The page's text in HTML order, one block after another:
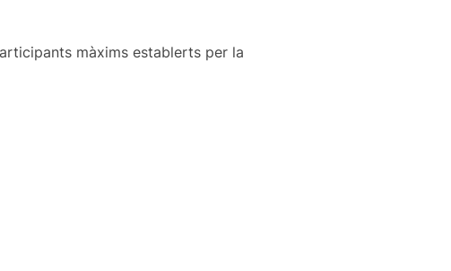
màxims establerts per la